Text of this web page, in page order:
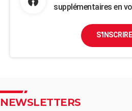
supplémentaires en
S'INSCRIRE
NEWSLETTERS